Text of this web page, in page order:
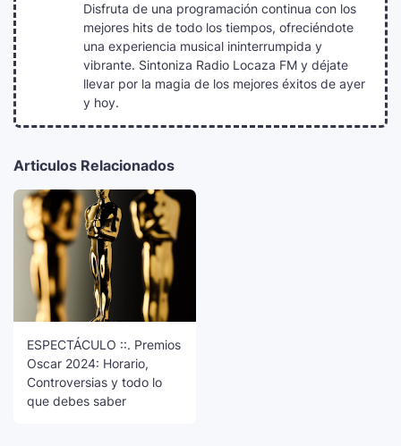
Disfruta de una programación continua con los
mejores hits de todo los tiempos, ofreciéndote
una experiencia musical ininterrumpida y
vibrante. Sintoniza Radio Locaza FM y déjate
llevar por la magia de los mejores éxitos de ayer
y hoy.
Articulos Relacionados
ESPECTÁCULO ::. Premios
Oscar 2024: Horario,
Controversias y todo lo
que debes saber